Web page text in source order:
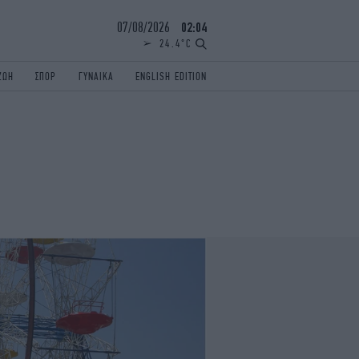
07/08/2026 02:04
24.4°C
ΣΠΟΡ ΓΥΝΑΙΚΑ ENGLISH EDITION
iAUTOKINITO
ΖΩΔΙΑ
ELAMEFORA